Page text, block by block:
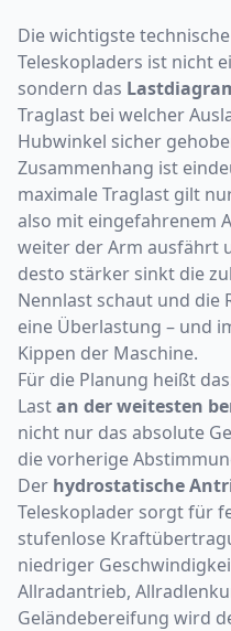
Die wichtigste
Teleskopladers ist nicht
sondern das
Traglast bei welcher
Hubwinkel sicher
Zusammenhang ist
maximale Traglast gilt
also mit eingefahrenem
weiter der Arm ausfährt
desto stärker sinkt die
Nennlast schaut und
eine Überlastung – und
Kippen der Maschine.
Für die Planung heißt
Lastan der weitesten
nicht nur das absolute
die vorherige
Der hydrostatische
Teleskoplader sorgt für
stufenlose
niedriger
Allradantrieb,
Geländebereifung wird